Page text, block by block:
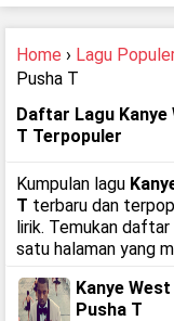
Home › Lagu
Pusha T
Daftar Lagu Kanye
T Terpopuler
Kumpulan lagu
T terbaru dan
lirik. Temukan
satu halaman yang
Kanye
Pusha T